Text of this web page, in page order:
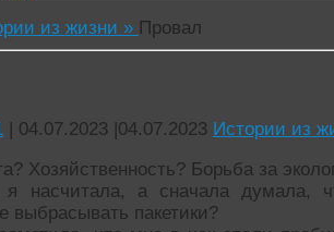
из жизни » Провал
| 04.07.2023 |04.07.2023 Истории из
Хозяйственность? Борьба за
насчитала, а сначала думала,
выбрасывать пакетики?